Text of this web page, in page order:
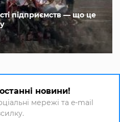
підприємств — що це
новини!
мережі та e-mail